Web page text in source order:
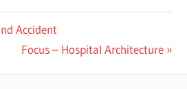
Accident
Nächster
Focus – Hospital Architecture